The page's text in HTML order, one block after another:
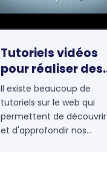
Tutoriels vidéos
pour réaliser des
effets originaux
sous After Effect
Il existe beaucoup de
tutoriels sur le web qui
permettent de découvrir
et d'approfondir nos